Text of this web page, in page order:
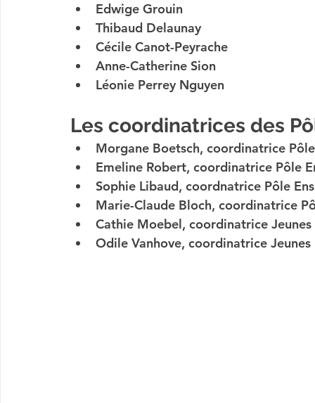
Edwige Grouin
Thibaud Delaunay
Cécile Canot-Peyrache
Anne-Catherine Sion
Léonie Perrey Nguyen
Les coordinatrices des
Morgane Boetsch, coordinatrice
Emeline Robert, coordinatrice Pôle
Sophie Libaud, coordnatrice Pôle
Marie-Claude Bloch, coordinatrice
Cathie Moebel, coordinatrice Jeunes
Odile Vanhove, coordinatrice Jeunes